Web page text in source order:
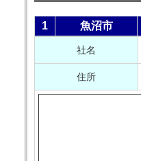
1 魚沼市
社名
住所